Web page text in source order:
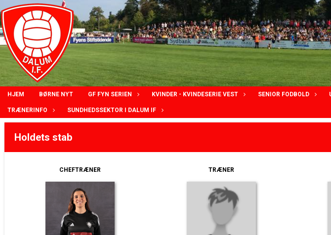
HJEM BØRNE NYT GF FYN SERIEN KVINDER - KVINDESERIE VEST SENIOR FODBOLD
TRÆNERINFO SUNDHEDSSEKTOR I DALUM IF
Holdets stab
CHEFTRÆNER TRÆNER